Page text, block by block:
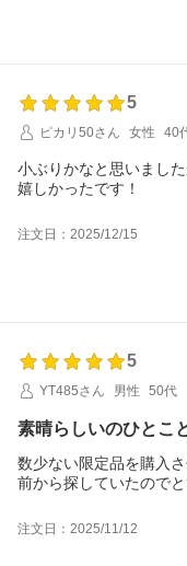
5
ピカリ50さん
女性 40
小ぶりかなと思いまし
嬉しかったです！
注文日：2025/12/15
5
YT485さん
男性 50代
素晴らしいのひとこ
数少ない限定品を購入
前から探していたので
注文日：2025/11/12